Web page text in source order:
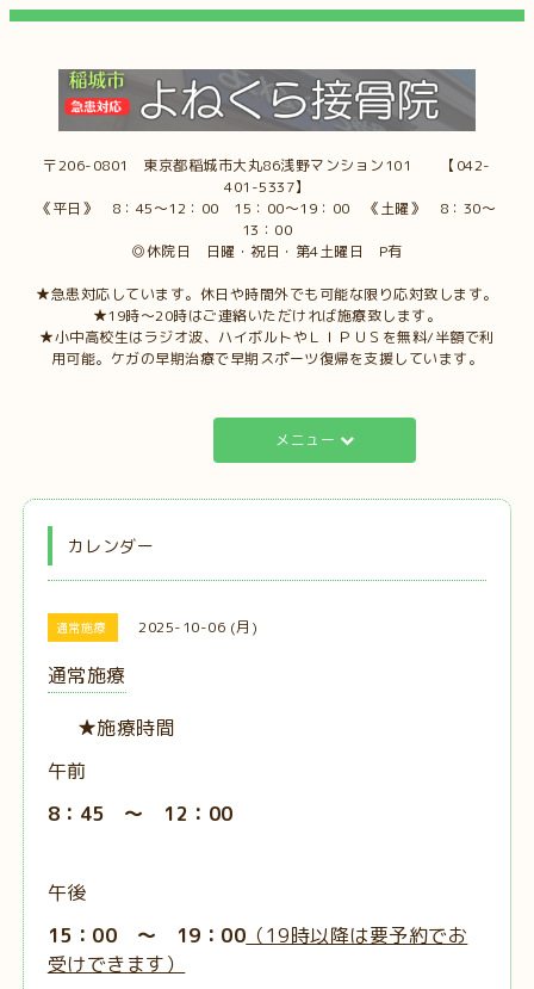
〒206-0801 東京都稲城市大丸86浅野マンション101 【042-
401-5337】
《平日》 8：45～12：00 15：00～19：00 《土曜》 8：30～
13：00
◎休院日 日曜・祝日・第4土曜日 P有
★急患対応しています。休日や時間外でも可能な限り応対致します。
★19時～20時はご連絡いただければ施療致します。
★小中高校生はラジオ波、ハイボルトやＬＩＰＵＳを無料/半額で利
用可能。ケガの早期治療で早期スポーツ復帰を支援しています。
メニュー
カレンダー
通常施療 2025-10-06 (月)
通常施療
★施療時間
午前
8：45 ～ 12：00
午後
15：00 ～ 19：00 （19時以降は要予約でお
受けできます）